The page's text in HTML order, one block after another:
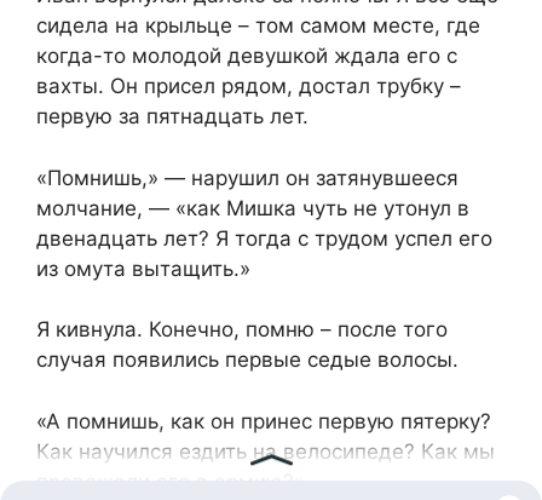
сидела на крыльце – том самом месте, где
когда-то молодой девушкой ждала его с
вахты. Он присел рядом, достал трубку –
первую за пятнадцать лет.
«Помнишь,» — нарушил он затянувшееся
молчание, — «как Мишка чуть не утонул в
двенадцать лет? Я тогда с трудом успел его
из омута вытащить.»
Я кивнула. Конечно, помню – после того
случая появились первые седые волосы.
«А помнишь, как он принес первую пятерку?
Как научился ездить на велосипеде? Как мы